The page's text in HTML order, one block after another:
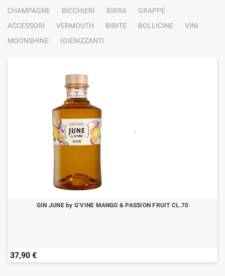
CHAMPAGNE
BICCHIERI BIRRA
GRAPPE
ACCESSORI
VERMOUTH BIBITE BOLLICINE
VINI
MOONSHINE
IGIENIZZANTI
GIN JUNE by G’VINE MANGO & PASSION FRUIT CL.70
37,90 €